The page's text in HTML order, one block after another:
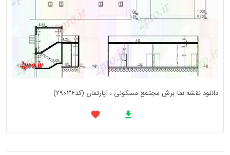
دانلود نقشه نما برش مجتمع مسکونی ، اپارتمان (کد29036)